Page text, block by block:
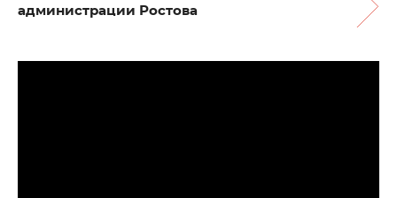
администрации Ростова